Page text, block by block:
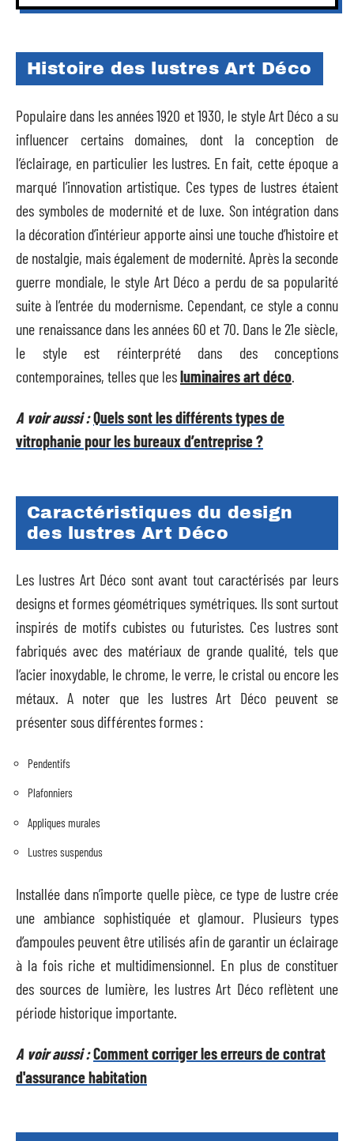
Histoire des lustres Art Déco
Populaire dans les années 1920 et 1930, le style Art Déco a su
influencer certains domaines, dont la conception de
l’éclairage, en particulier les lustres. En fait, cette époque a
marqué l’innovation artistique. Ces types de lustres étaient
des symboles de modernité et de luxe. Son intégration dans
la décoration d’intérieur apporte ainsi une touche d’histoire et
de nostalgie, mais également de modernité. Après la seconde
guerre mondiale, le style Art Déco a perdu de sa popularité
suite à l’entrée du modernisme. Cependant, ce style a connu
une renaissance dans les années 60 et 70. Dans le 21e siècle,
le style est réinterprété dans des conceptions
contemporaines, telles que lesluminaires art déco
A voir aussi :Quels sont les différents types de
vitrophanie pour les bureaux d’entreprise ?
Caractéristiques du design
des lustres Art Déco
Les lustres Art Déco sont avant tout caractérisés par leurs
designs et formes géométriques symétriques. Ils sont surtout
inspirés de motifs cubistes ou futuristes. Ces lustres sont
fabriqués avec des matériaux de grande qualité, tels que
l’acier inoxydable, le chrome, le verre, le cristal ou encore les
métaux. A noter que les lustres Art Déco peuvent se
présenter sous différentes formes :
Pendentifs
Plafonniers
Appliques murales
Lustres suspendus
Installée dans n’importe quelle pièce, ce type de lustre crée
une ambiance sophistiquée et glamour. Plusieurs types
d’ampoules peuvent être utilisés afin de garantir un éclairage
à la fois riche et multidimensionnel. En plus de constituer
des sources de lumière, les lustres Art Déco reflètent une
période historique importante.
A voir aussi :Comment corriger les erreurs de contrat
d'assurance habitation